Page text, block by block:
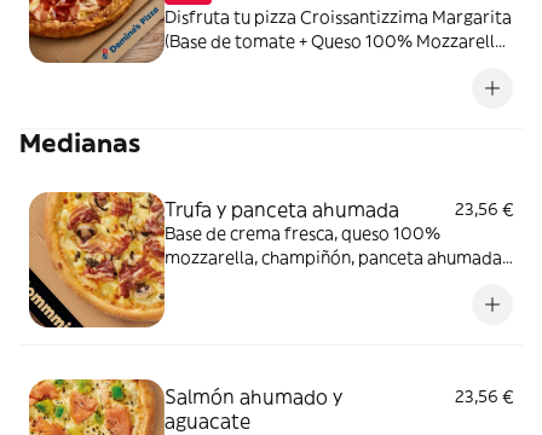
Disfruta tu pizza Croissantizzima Margarita
(Base de tomate + Queso 100% Mozzarella)
Medianas
Trufa y panceta ahumada
23,56 €
Base de crema fresca, queso 100%
mozzarella, champiñón, panceta ahumada
Salmón ahumado y
aguacate
23,56 €